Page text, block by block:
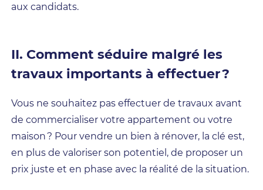
aux candidats.
II. Comment séduire malgré les
travaux importants à effectuer ?
Vous ne souhaitez pas effectuer de travaux avant
de commercialiser votre appartement ou votre
maison ? Pour vendre un bien à rénover, la clé est,
en plus de valoriser son potentiel, de proposer un
prix juste et en phase avec la réalité de la situation.